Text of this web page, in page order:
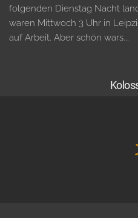
folgenden Dienstag Nacht
waren Mittwoch 3 Uhr in
auf Arbeit. Aber schön wars...